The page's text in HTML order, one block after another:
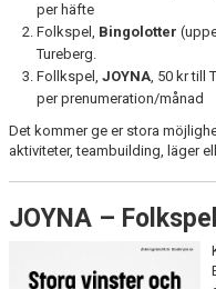
AVGIFTER
TUREBERGSKLÄDER
VÄRDEGRUND
DOKUMENT
NÄR DU TÄVLAR
NÄR DU TRÄNAR
per häfte
Folkspel, Bingolotter
Tureberg.
Follkspel, JOYNA, 50 kr till
per prenumeration/månad
Det kommer ge er stora
aktiviteter, teambuilding, läger
JOYNA –